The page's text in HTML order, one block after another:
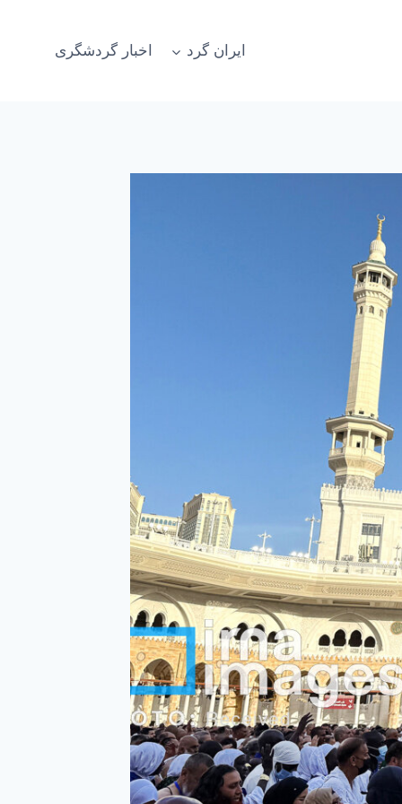
ایران گرد اخبار گردشگری